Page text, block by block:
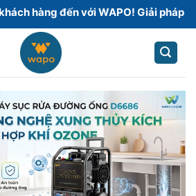
hàng đến với WAPO! Giải pháp